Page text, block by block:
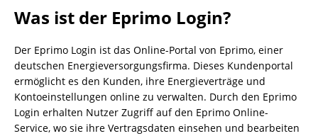
Was ist der Eprimo Login?
Der Eprimo Login ist das Online-Portal von Eprimo, einer
deutschen Energieversorgungsfirma. Dieses Kundenportal
ermöglicht es den Kunden, ihre Energieverträge und
Kontoeinstellungen online zu verwalten. Durch den Eprimo
Login erhalten Nutzer Zugriff auf den Eprimo Online-
Service, wo sie ihre Vertragsdaten einsehen und bearbeiten